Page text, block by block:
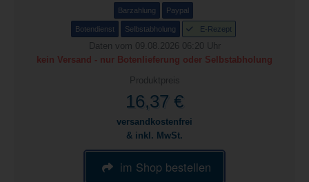
Barzahlung Paypal
Botendienst Selbstabholung E-Rezept
Daten vom 09.08.2026 06:20 Uhr
kein Versand - nur Botenlieferung oder Selbstabholung
Produktpreis
16,37 €
versandkostenfrei
& inkl. MwSt.
im Shop bestellen